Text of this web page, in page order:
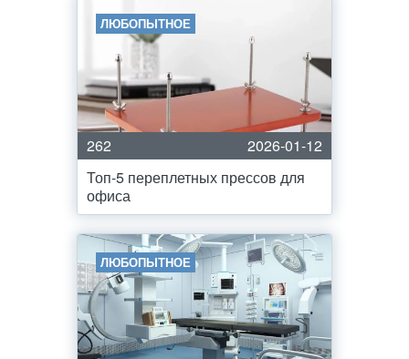
ЛЮБОПЫТНОЕ
262
2026-01-12
Топ-5 переплетных прессов для
офиса
ЛЮБОПЫТНОЕ